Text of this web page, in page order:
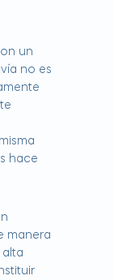
un
no es
hace
manera
alta